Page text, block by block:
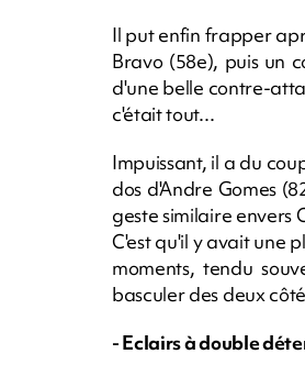
Il put enfin frapper
Bravo (58e), puis un
d'une belle contre-
c'était tout...
Impuissant, il a du
dos d'Andre Gomes
geste similaire envers
C'est qu'il y avait une
moments, tendu
basculer des deux
- Eclairs à double